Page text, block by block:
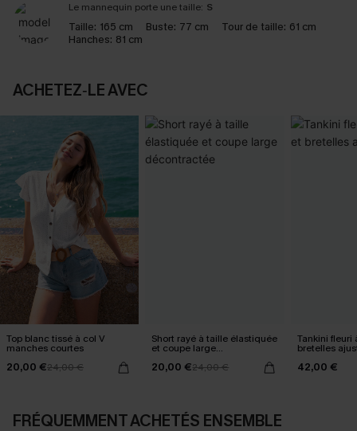
Le mannequin porte une taille: S
Taille: 165 cm Buste: 77 cm Tour de taille: 61 cm
Hanches: 81 cm
ACHETEZ‑LE AVEC
Top blanc tissé à col V
manches courtes
20,00 €24,00 €
Short rayé à taille élastiquée
et coupe large
décontractée
20,00 €24,00 €
Tankini fleuri
bretelles
42,00 €
FRÉQUEMMENT ACHETÉS ENSEMBLE